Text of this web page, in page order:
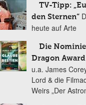
TV-Tipp:
den Sternen“
heute auf Arte
Die
Dragon
u.a. James
Lord & die
Weirs „Der